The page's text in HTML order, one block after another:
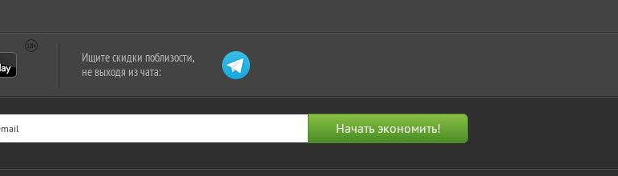
Ищите скидки поблизости,
не выходя из чата: